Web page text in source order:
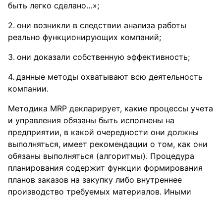
быть легко сделано…»;
они возникли в следствии анализа работы
реально функционирующих компаний;
они доказали собственную эффективность;
данные методы охватывают всю деятельность
компании.
Методика MRP декларирует, какие процессы учета
и управления обязаны быть исполнены на
предприятии, в какой очередности они должны
выполняться, имеет рекомендации о том, как они
обязаны выполняться (алгоритмы). Процедура
планирования содержит функции формирования
планов заказов на закупку либо внутреннее
производство требуемых материалов. Иными